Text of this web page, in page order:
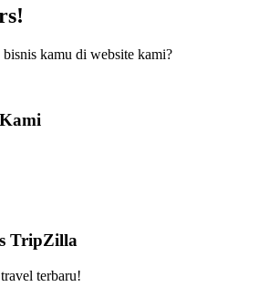
kamu di website kami?
TripZilla
terbaru!